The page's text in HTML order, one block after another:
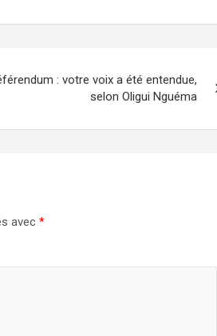
: votre voix a été entendue,
selon Oligui Nguéma
avec *